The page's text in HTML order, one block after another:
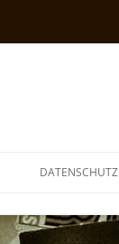
DATENSCHUTZ